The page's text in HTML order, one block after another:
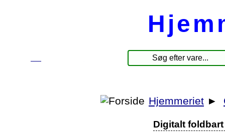
Hjemmeriet ►
Digitalt foldbart